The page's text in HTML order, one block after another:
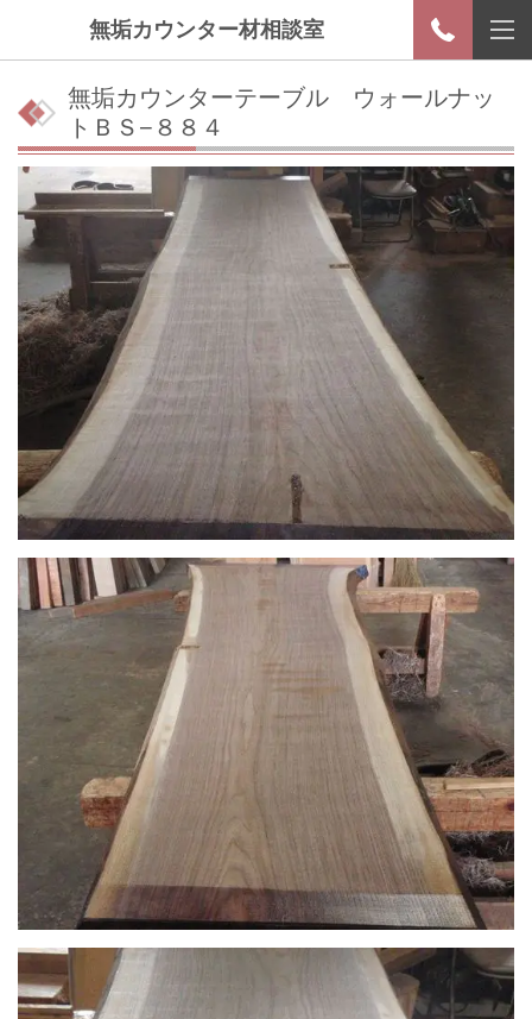
無垢カウンター材相談室
無垢カウンターテーブル ウォールナッ
トＢＳ−８８４